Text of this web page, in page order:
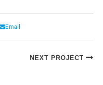
Email
NEXT PROJECT